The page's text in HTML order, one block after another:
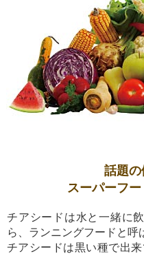
話題の
スーパーフー
チアシードは水と一緒に
ら、ランニングフードと呼
チアシードは黒い種で出